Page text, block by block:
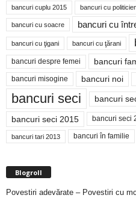
bancuri cuplu 2015 bancuri cu
bancuri cu soacre bancuri cu
bancuri cu ţigani bancuri cu ţărani
bancuri despre femei bancuri
bancuri misogine bancuri noi
bancuri seci bancuri
bancuri seci 2015 bancuri seci
bancuri tari 2013 bancuri în familie
Blogroll
Povestiri adevărate – Povestiri cu